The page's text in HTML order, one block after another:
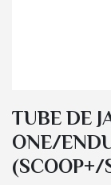
TUBE DE
ONE/
(SCOOP+/